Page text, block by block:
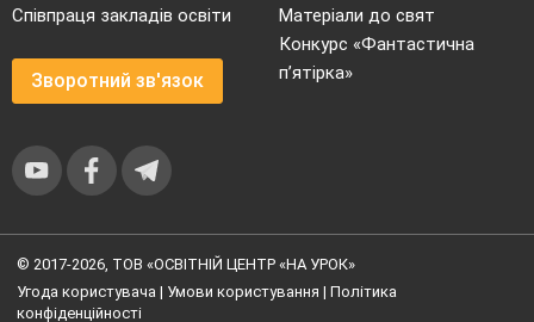
Співпраця закладів освіти
Зворотний зв'язок
Матеріали до свят
Конкурс «Фантастична
п’ятірка»
© 2017-2026, ТОВ «ОСВІТНІЙ ЦЕНТР «НА УРОК»
Угода користувача | Умови користування | Політика
конфіденційності